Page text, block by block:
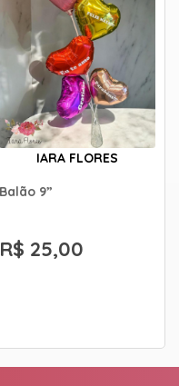
IARA FLORES
Balão 9”
R$ 25,00